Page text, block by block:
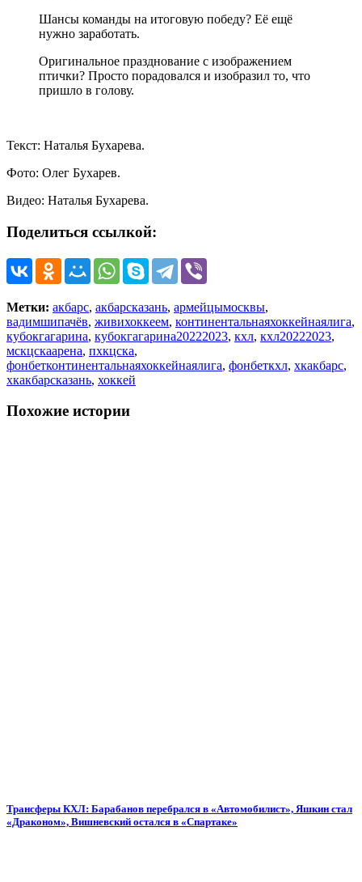
Шансы команды на итоговую победу? Её ещё
нужно заработать.
Оригинальное празднование с изображением
птички? Просто порадовался и изобразил то, что
пришло в голову.
Текст: Наталья Бухарева.
Фото: Олег Бухарев.
Видео: Наталья Бухарева.
Поделиться ссылкой:
Метки: акбарс, акбарсказань, армейцымосквы,
вадимшипачёв, живихоккеем, континентальнаяхоккейнаялига,
кубокгагарина, кубокгагарина20222023, кхл, кхл20222023,
мскцскаарена, пхкцска,
фонбетконтинентальнаяхоккейнаялига, фонбеткхл, хкакбарс,
хкакбарсказань, хоккей
Похожие истории
Трансферы КХЛ: Барабанов перебрался в «Автомобилист», Яшкин стал
«Драконом», Вишневский остался в «Спартаке»